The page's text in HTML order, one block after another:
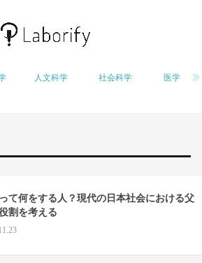
人文科学 社会科学 医学
て何をする人？現代の日本社会における父
割を考える